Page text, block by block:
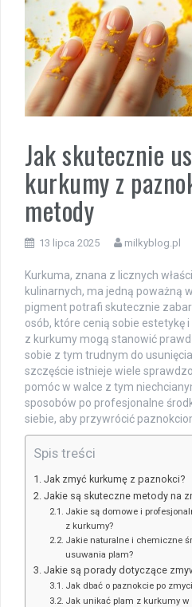
Jak skutecznie
kurkumy z
metody
13 lipca 2025 milkyblog.pl
Kurkuma, znana z licznych
kulinarnych, ma jedną poważną
pigment potrafi skutecznie
osób, które cenią sobie estetykę
z kurkumy mogą stanowić
sobie z tym trudnym do
szczęście istnieje wiele
pomóc w walce z tym
sposobów po profesjonalne
siebie, aby przywrócić
Spis treści
Jak zmyć kurkumę z paznokci?
Jakie są skuteczne metody na
Jakie są domowe i
z kurkumy?
Jakie naturalne i chemiczne
usuwania plam?
Jakie są porady dotyczące
Jak dbać o paznokcie po
Jak unikać plam z kurkumy w